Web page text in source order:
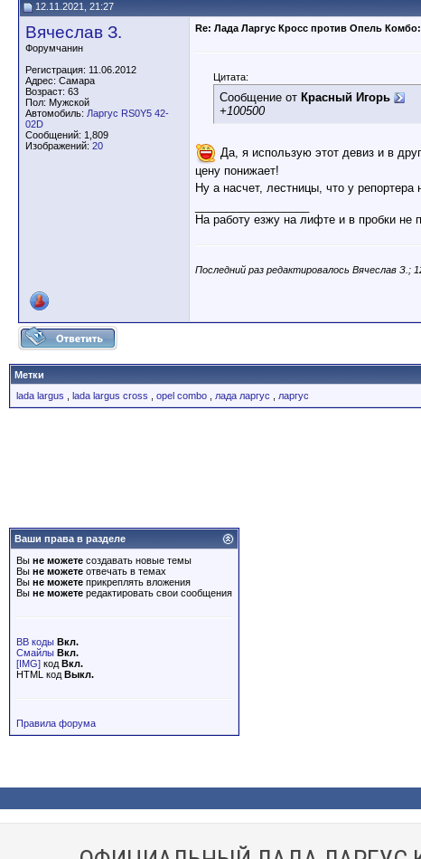
12.11.2021, 21:27
Вячеслав З.
Форумчанин
Регистрация: 11.06.2012
Адрес: Самара
Возраст: 63
Пол: Мужской
Автомобиль: Ларгус RS0Y5 42-
02D
Сообщений: 1,809
Изображений: 20
Re: Лада Ларгус Кросс против Опель
Цитата:
Сообщение от Красный Игорь
+100500
Да, я использую этот девиз и в
цену понижает!
Ну а насчет, лестницы, что у репортера
На работу езжу на лифте и в пробки не
Последний раз редактировалось Вячеслав З.;
Метки
lada largus
lada largus cross opel combo лада ларгус ларгус
Ваши права в разделе
Вы не можете создавать новые темы
Вы не можете отвечать в темах
Вы не можете прикреплять вложения
Вы не можете редактировать свои сообщения
BB коды Вкл.
Смайлы Вкл.
[IMG] код Вкл.
HTML код Выкл.
Правила форума